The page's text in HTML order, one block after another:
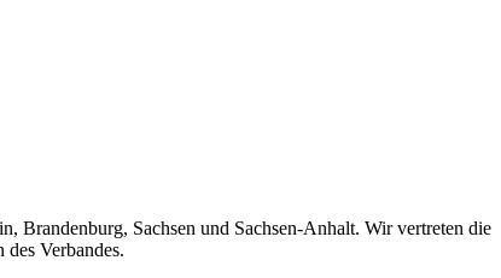
Brandenburg, Sachsen und Sachsen-Anhalt. Wir vertreten die
Verbandes.